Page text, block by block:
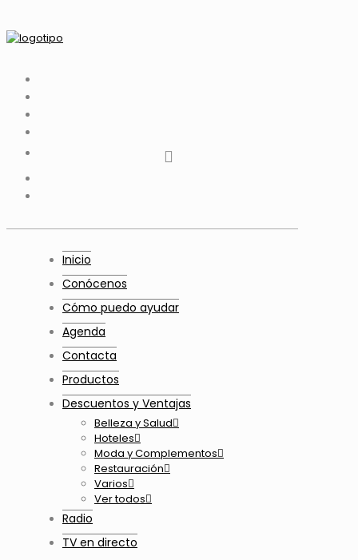
Youtube
Inicio
Conócenos
Cómo puedo ayudar
Agenda
Contacta
Productos
Descuentos y Ventajas
Belleza y Salud
Hoteles
Moda y Complementos
Restauración
Varios
Ver todos
Radio
TV en directo